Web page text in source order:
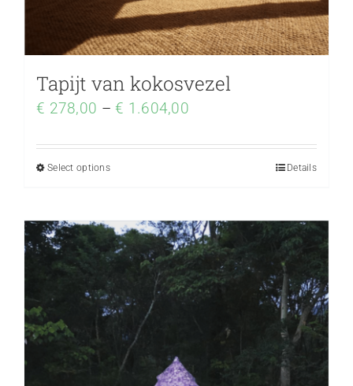
Tapijt van kokosvezel
€ 278,00 –€ 1.604,00
Select options Details